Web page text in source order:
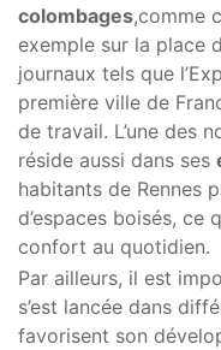
colombages,comme
exemple sur la place
journaux tels que
première ville de
de travail. L’une des
réside aussi dans ses
habitants de Rennes
d’espaces boisés, ce
confort au quotidien.
Par ailleurs, il est
s’est lancée dans
favorisent son